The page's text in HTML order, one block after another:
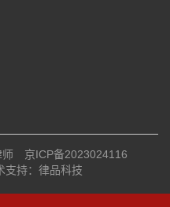
师
京ICP备2023024116
支持： 律品科技